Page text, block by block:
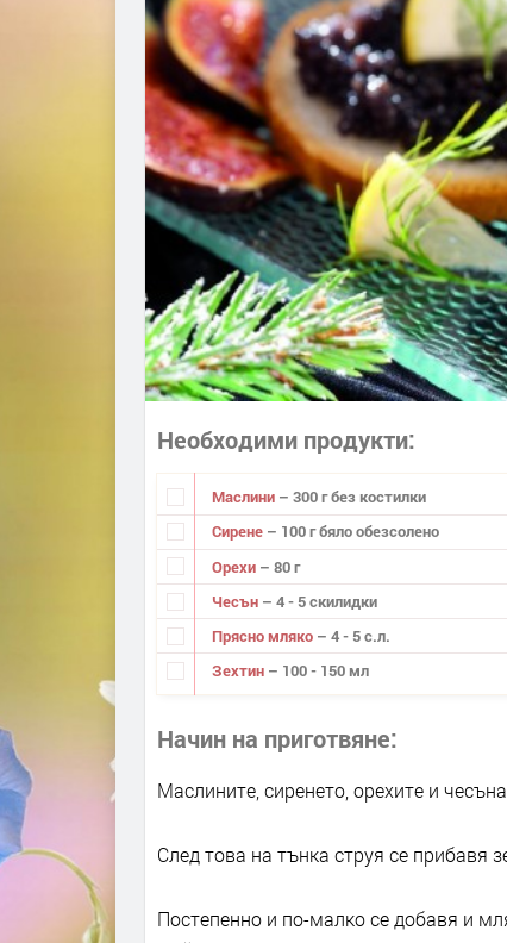
Необходими продукти
Маслини – 300 г без костилки
Сирене – 100 г бяло обезсолено
Орехи – 80 г
Чесън – 4 - 5 скилидки
Прясно мляко – 4 - 5 с.л.
Зехтин – 100 - 150 мл
Начин на приготвяне
Маслините, сиренето, орехите и
След това на тънка струя се прибавя
Постепенно и по-малко се добавя и